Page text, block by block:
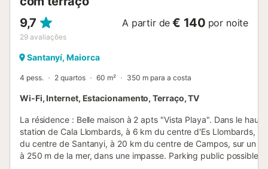
9,7
29 avaliações
A partir de € 140 por noite
Santanyí, Maiorca
4 pess. 2 quartos 60 m² 350 m para a costa
Wi-Fi, Internet, Estacionamento, Terraço, TV
La résidence : Belle maison à 2 apts "Vista Playa". Dans le haut
station de Cala Llombards, à 6 km du centre d'Es Llombards, à
du centre de Santanyi, à 20 km du centre de Campos, sur un
à 250 m de la mer, dans une impasse. Parking public possible